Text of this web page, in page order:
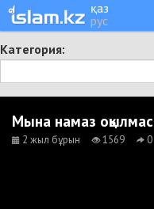
қаз
рус
Категория:
Мына намаз
2 жыл бұрын 1569 0